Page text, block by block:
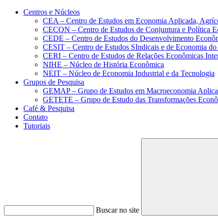
Conteúdo principal Menu principal
Centros e Núcleos
CEA – Centro de Estudos em Economia Aplicada,
CECON – Centro de Estudos de Conjuntura e Política
CEDE – Centro de Estudos do Desenvolvimento
CESIT – Centro de Estudos SIndicais e de Economia
CERI – Centro de Estudos de Relações Econômicas
NIHE – Núcleo de História Econômica
NEIT – Núcleo de Economia Industrial e da Tecnologia
Grupos de Pesquisa
GEMAP – Grupo de Estudos em Macroeconomia
GETETE – Grupo de Estudo das Transformações
Café & Pesquisa
Contato
Tutoriais
Buscar no site